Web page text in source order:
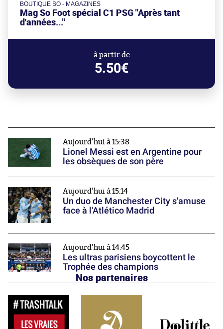
BOUTIQUE SO - MAGAZINES
Mag So Foot spécial C1 PSG "Après tant
d'années..."
à partir de
5.50€
Aujourd'hui à 15:38
Lionel Messi est en Argentine pour
les obsèques de son père
Aujourd'hui à 15:14
Un duo de Manchester City s'amuse
face à l'Atlético Madrid
Aujourd'hui à 14:45
Les ultras parisiens boycottent le
Trophée des champions
Nos partenaires